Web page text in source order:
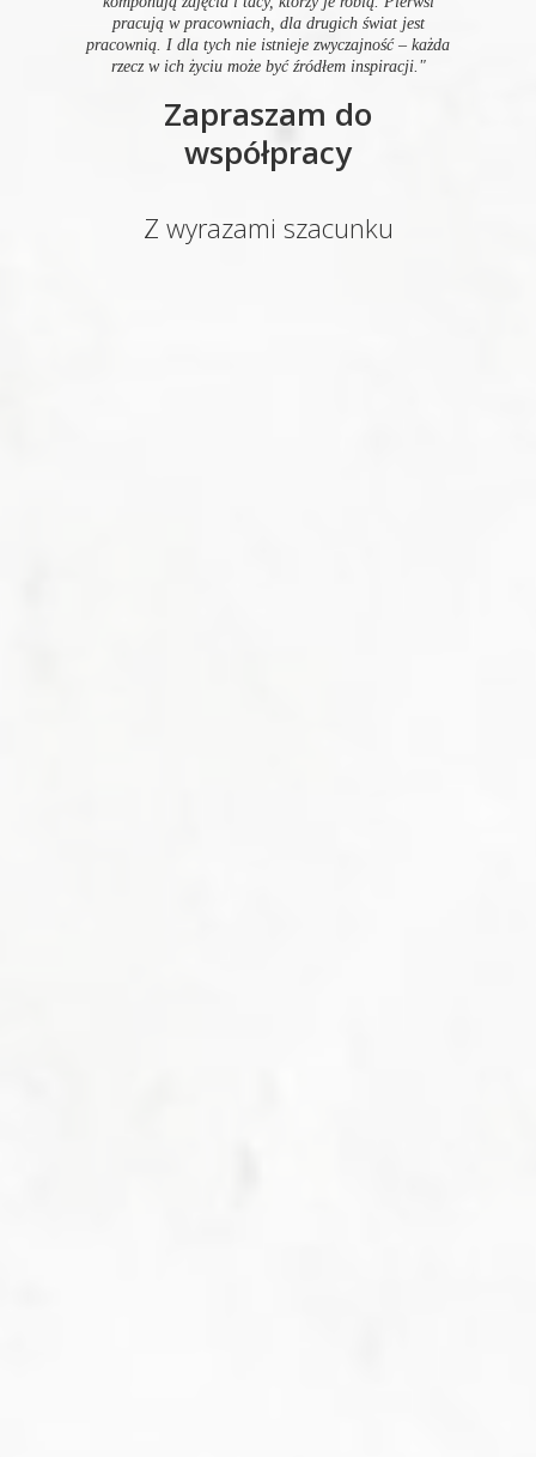
pracują w pracowniach, dla drugich świat jest
pracownią. I dla tych nie istnieje zwyczajność – każda
rzecz w ich życiu może być źródłem inspiracji."
Zapraszam do
współpracy
Z wyrazami szacunku